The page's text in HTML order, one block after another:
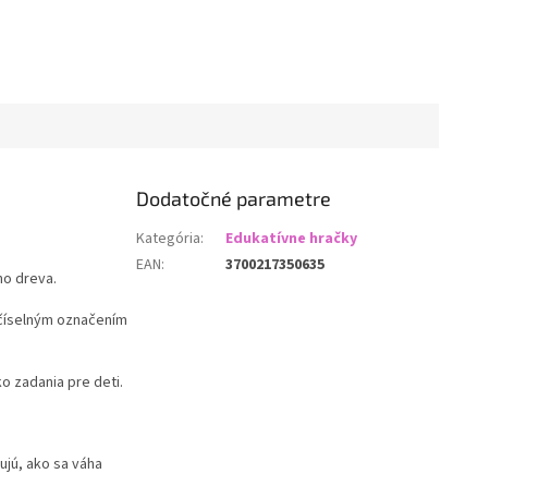
dreva.
označením
zadania pre deti.
ako sa váha
Dodatočné parametre
Kategória:
Edukatívne hračky
EAN: 3700217350635